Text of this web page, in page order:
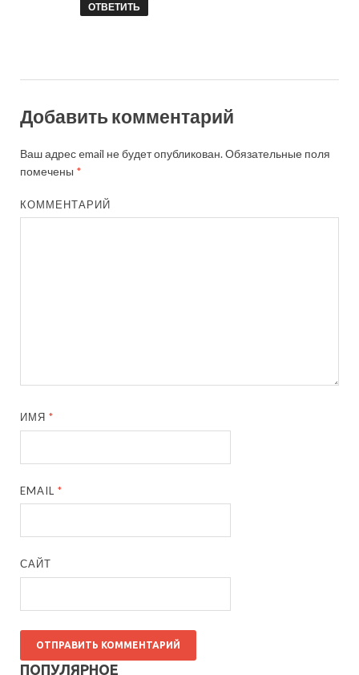
ОТВЕТИТЬ
Добавить комментарий
Ваш адрес email не будет опубликован.Обязательные поля
помечены *
КОММЕНТАРИЙ
ИМЯ*
EMAIL*
САЙТ
ПОПУЛЯРНОЕ